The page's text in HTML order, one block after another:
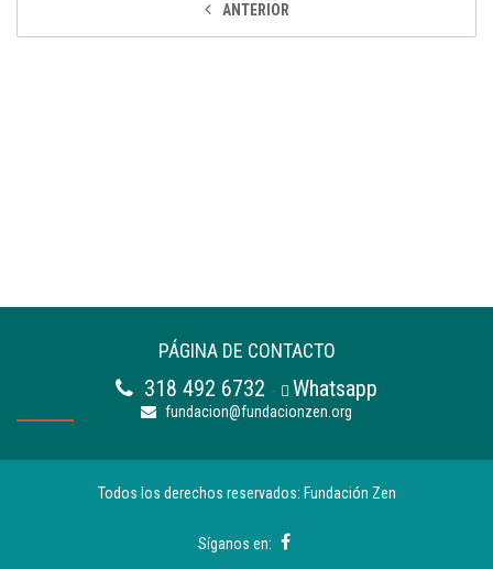
ANTERIOR
PÁGINA DE CONTACTO
318 492 6732 - Whatsapp
fundacion@fundacionzen.org
Todos los derechos reservados: Fundación Zen
Síganos en: